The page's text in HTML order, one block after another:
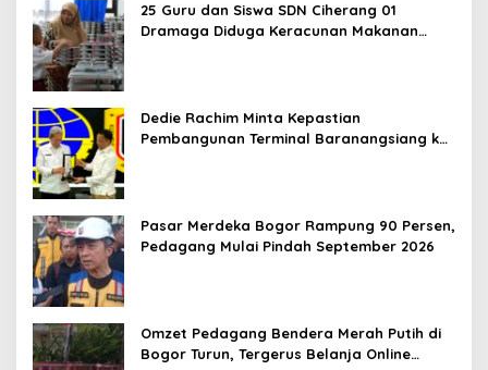
25 Guru dan Siswa SDN Ciherang 01
Dramaga Diduga Keracunan Makanan
Dedie Rachim Minta Kepastian
Pembangunan Terminal Baranangsiang ke
Pasar Merdeka Bogor Rampung 90 Persen,
Pedagang Mulai Pindah September 2026
Omzet Pedagang Bendera Merah Putih di
Bogor Turun, Tergerus Belanja Online